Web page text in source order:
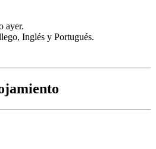
ayer.
Inglés y Portugués.